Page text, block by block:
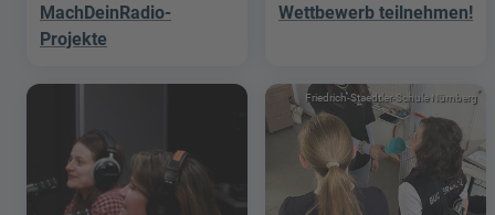
MachDeinRadio-
Projekte
Wettbewerb teilnehmen!
Friedrich-Staedtler-Schule Nürnberg